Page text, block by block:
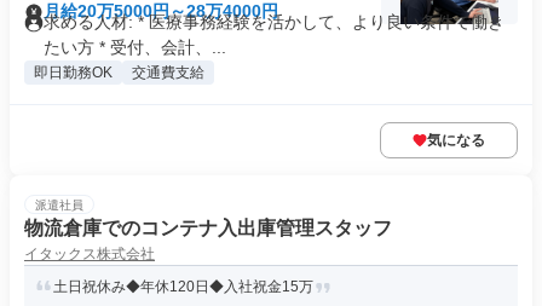
月給20万5000円～28万4000円
求める人材: * 医療事務経験を活かして、より良い条件で働き
たい方 * 受付、会計、...
即日勤務OK 交通費支給
気になる
派遣社員
物流倉庫でのコンテナ入出庫管理スタッフ
イタックス株式会社
土日祝休み◆年休120日◆入社祝金15万